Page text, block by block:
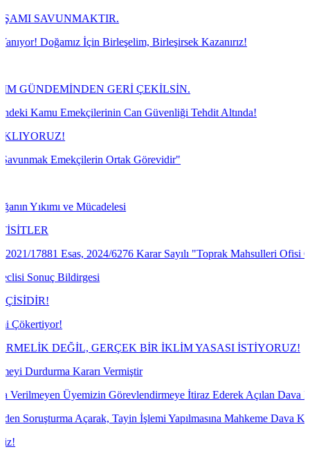
İçin Birleşelim, Birleşirsek Kazanırız!
GERİ ÇEKİLSİN.
Emekçilerinin Can Güvenliği Tehdit Altında!
Emekçilerin Ortak Görevidir"
ve Mücadelesi
Esas, 2024/6276 Karar Sayılı "Toprak Mahsulleri Ofisi Genel
Bildirgesi
GERÇEK BİR İKLİM YASASI İSTİYORUZ!
Kararı Vermiştir
Üyemizin Görevlendirmeye İtiraz Ederek Açılan Dava Konusu
Açarak, Tayin İşlemi Yapılmasına Mahkeme Dava Konusu